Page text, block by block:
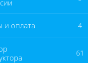
и оплата 4
61